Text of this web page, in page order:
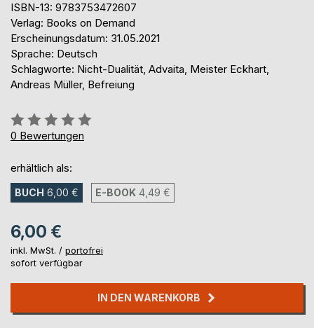
ISBN-13: 9783753472607
Verlag: Books on Demand
Erscheinungsdatum: 31.05.2021
Sprache: Deutsch
Schlagworte: Nicht-Dualität, Advaita, Meister Eckhart,
Andreas Müller, Befreiung
Bewertung::
0%
0 Bewertungen
erhältlich als:
BUCH 6,00 € E-BOOK 4,49 €
6,00 €
inkl. MwSt. / portofrei
sofort verfügbar
IN DEN WARENKORB